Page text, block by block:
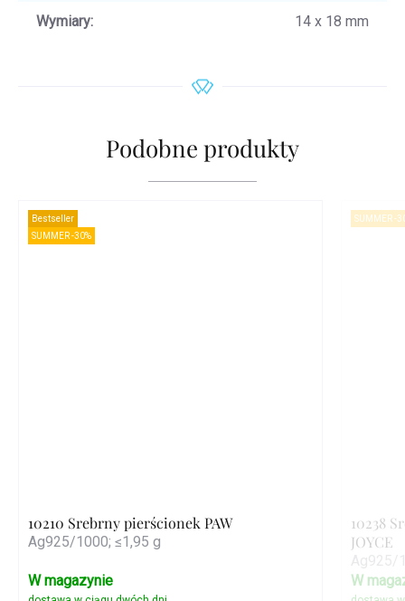
Wymiary: 14 x 18 mm
Podobne produkty
Bestseller
SUMMER -30%
10210 Srebrny pierścionek PAW
Ag925/1000; ≤1,95 g
W magazynie
SUMMER -
10238
JOYCE
W